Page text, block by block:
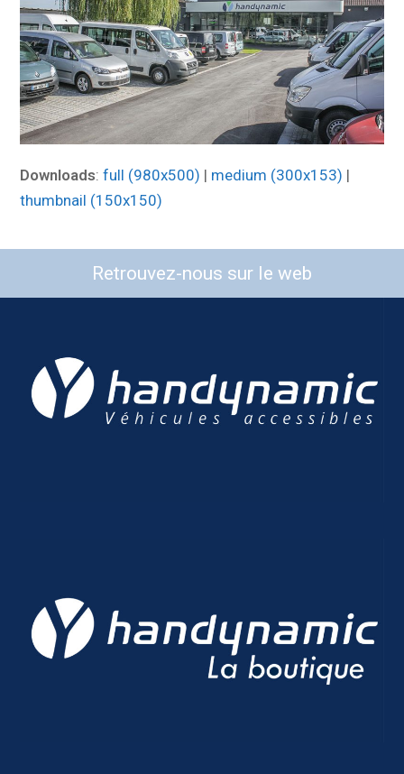
Downloads:full (980x500) | medium (300x153) |
thumbnail (150x150)
Retrouvez-nous sur le web